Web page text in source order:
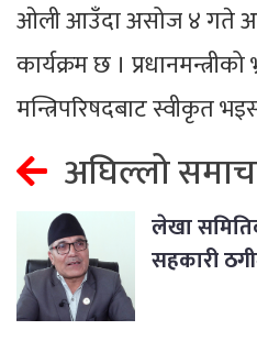
ओली आउँदा असोज ४ गते
कार्यक्रम छ ।
मन्त्रिपरिषदबाट स्वीकृत
अघिल्लो
लेखा
सहकारी